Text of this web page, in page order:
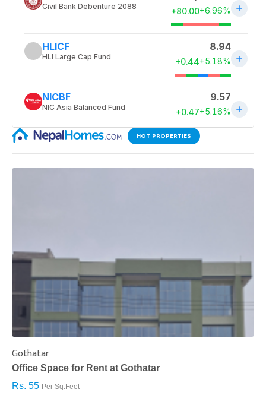
HOT PROPERTIES
Gothatar
Office Space for Rent at Gothatar
Rs. 55 Per Sq.Feet